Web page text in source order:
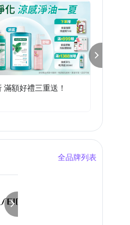
之聖
額好禮三重送！
全品牌列表